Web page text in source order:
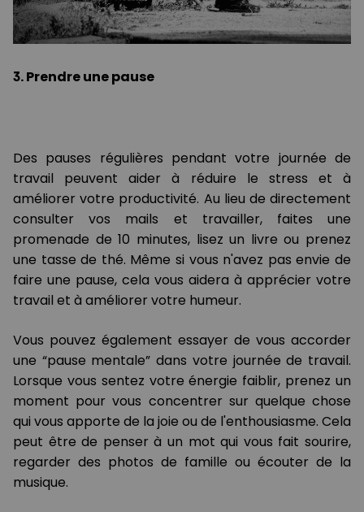
3. Prendre une pause
Des pauses régulières pendant votre journée de
travail peuvent aider à réduire le stress et à
améliorer votre productivité. Au lieu de directement
consulter vos mails et travailler, faites une
promenade de 10 minutes, lisez un livre ou prenez
une tasse de thé. Même si vous n'avez pas envie de
faire une pause, cela vous aidera à apprécier votre
travail et à améliorer votre humeur.
Vous pouvez également essayer de vous accorder
une “pause mentale” dans votre journée de travail.
Lorsque vous sentez votre énergie faiblir, prenez un
moment pour vous concentrer sur quelque chose
qui vous apporte de la joie ou de l'enthousiasme. Cela
peut être de penser à un mot qui vous fait sourire,
regarder des photos de famille ou écouter de la
musique.